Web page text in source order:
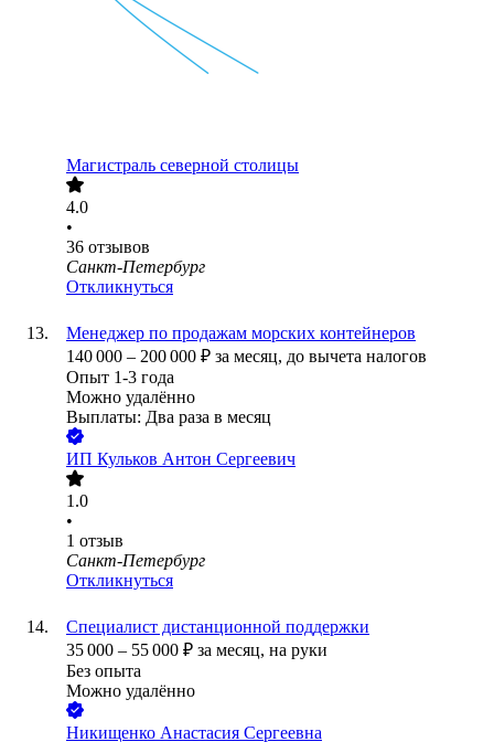
Магистраль северной столицы
4.0
•
36 отзывов
Санкт-Петербург
Откликнуться
Менеджер по продажам морских контейнеров
140 000 – 200 000 ₽ за месяц, до вычета налогов
Опыт 1-3 года
Можно удалённо
Выплаты: Два раза в месяц
ИП Кульков Антон Сергеевич
1.0
•
1 отзыв
Санкт-Петербург
Откликнуться
Специалист дистанционной поддержки
35 000 – 55 000 ₽ за месяц, на руки
Без опыта
Можно удалённо
Никищенко Анастасия Сергеевна